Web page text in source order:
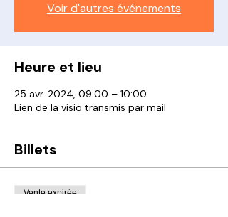
Voir d'autres événements
Heure et lieu
25 avr. 2024, 09:00 – 10:00
Lien de la visio transmis par mail
Billets
Vente expirée